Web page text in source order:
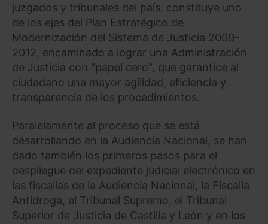
juzgados y tribunales del país, constituye uno
de los ejes del Plan Estratégico de
Modernización del Sistema de Justicia 2009-
2012, encaminado a lograr una Administración
de Justicia con "papel cero", que garantice al
ciudadano una mayor agilidad, eficiencia y
transparencia de los procedimientos.
Paralelamente al proceso que se está
desarrollando en la Audiencia Nacional, se han
dado también los primeros pasos para el
despliegue del expediente judicial electrónico en
las fiscalías de la Audiencia Nacional, la Fiscalía
Antidroga, el Tribunal Supremo, el Tribunal
Superior de Justicia de Castilla y León y en los